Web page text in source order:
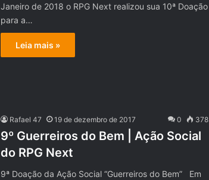
Janeiro de 2018 o RPG Next realizou sua 10ª Doação
para a…
Leia mais »
Rafael 47 19 de dezembro de 2017 0 378
9º Guerreiros do Bem | Ação Social
do RPG Next
9ª Doação da Ação Social “Guerreiros do Bem” Em